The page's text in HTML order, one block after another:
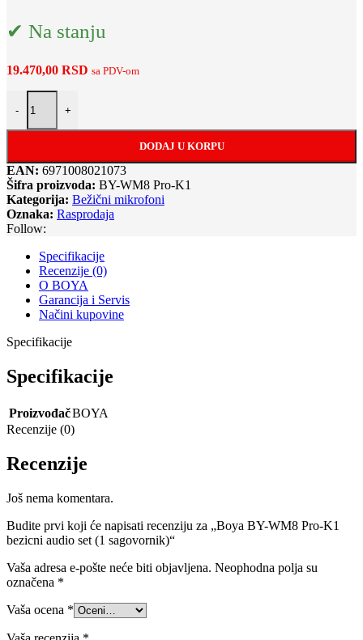
✔ Na stanju
19.470,00 RSD sa PDV-om
-
Boya BY-WM8 Pro-K1 bezicni audio set (1 sagovornik) količina
+
DODAJ U KORPU
EAN: 6971008021073
Šifra proizvoda: BY-WM8 Pro-K1
Kategorija: Bežični mikrofoni
Oznaka: Rasprodaja
Follow:
Specifikacije
Recenzije (0)
O BOYA
Garancija i Servis
Načini kupovine
Specifikacije
Specifikacije
ProizvođačBOYA
Recenzije (0)
Recenzije
Još nema komentara.
Budite prvi koji će napisati recenziju za „Boya BY-WM8 Pro-K1
bezicni audio set (1 sagovornik)“
Vaša adresa e-pošte neće biti objavljena. Neophodna polja su
označena *
Vaša ocena *